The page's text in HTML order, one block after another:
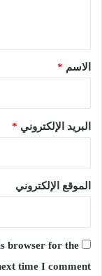
*الاسم *
البريد الإلكتروني *
الموقع الإلكتروني
browser for the
time I comment.